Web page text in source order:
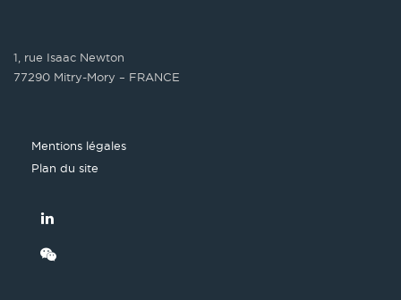
1, rue Isaac Newton
77290 Mitry-Mory – FRANCE
Mentions légales
Plan du site